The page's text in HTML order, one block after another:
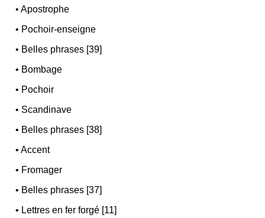
•Apostrophe
• Pochoir-enseigne
• Belles phrases [39]
• Bombage
• Pochoir
• Scandinave
• Belles phrases [38]
•Accent
• Fromager
• Belles phrases [37]
• Lettres en fer forgé [11]